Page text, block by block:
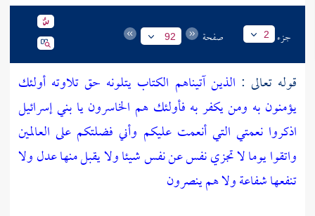
جزء 2 صفحة 92
قوله تعالى : الذين آتيناهم الكتاب يتلونه حق تلاوته أولئك
يؤمنون به ومن يكفر به فأولئك هم الخاسرون يا بني إسرائيل
اذكروا نعمتي التي أنعمت عليكم وأني فضلتكم على العالمين
واتقوا يوما لا تجزي نفس عن نفس شيئا ولا يقبل منها عدل ولا
تنفعها شفاعة ولا هم ينصرون